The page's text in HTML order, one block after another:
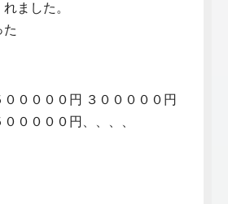
ました。
た
０００００円 ３０００００円
００００円、、、、